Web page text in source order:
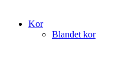
Kor
Blandet kor